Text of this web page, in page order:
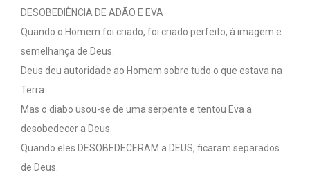
DESOBEDIÊNCIA DE ADÃO E EVA
Quando o Homem foi criado, foi criado perfeito, à imagem e
semelhança de Deus.
Deus deu autoridade ao Homem sobre tudo o que estava na
Terra.
Mas o diabo usou-se de uma serpente e tentou Eva a
desobedecer a Deus.
Quando eles DESOBEDECERAM a DEUS, ficaram separados
de Deus.